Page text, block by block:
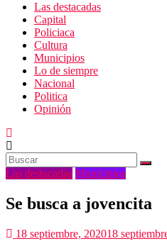
Las destacadas
Capital
Policiaca
Cultura
Municipios
Lo de siempre
Nacional
Politica
Opinión
Las destacadas Municipios
Se busca a jovencita
18 septiembre, 202018